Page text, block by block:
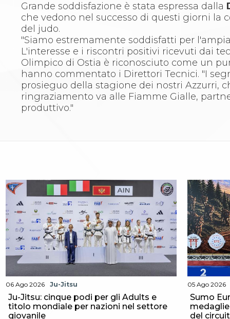
Albi Federali
Karate
News
Gare e Risultati
Attività Didattica
Albi Federali
Arti marziali
Aikido
S'istrumpa
News
Calendario Attività
Difesa Personale MGA
La disciplina
News
Merchandising
Mappa del sito
Cerca
Contatti
Cookies Accept
Grande soddisfazione è stata espressa dalla
che vedono nel successo di questi giorni la
del judo.
"Siamo estremamente soddisfatti per
L'interesse e i riscontri positivi ricevuti dai
Olimpico di Ostia è riconosciuto come un
hanno commentato i Direttori Tecnici. "I
prosieguo della stagione dei nostri Azzurri,
ringraziamento va alle Fiamme Gialle,
produttivo."
06 Ago 2026 Ju-Jitsu
Ju-Jitsu: cinque podi per gli Adults e
titolo mondiale per nazioni nel settore
giovanile
05 Ago 2026
Sumo
del